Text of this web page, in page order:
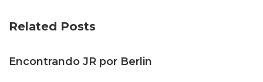
Related Posts
Encontrando JR por Berlin